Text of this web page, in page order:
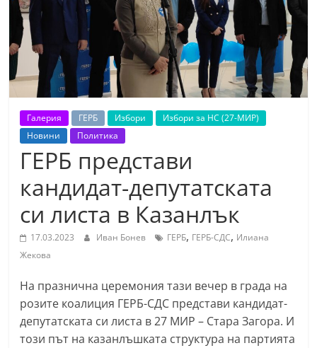
т
К
а
з
а
н
л
к
и
о
б
с
т
С
Галерия ГЕРБ Избори
Избори за НС (27-МИР)
Новини
Политика
ГЕРБ представи
кандидат-депутатската
си листа в Казанлък
17.03.2023 Иван Бонев ГЕРБ, ГЕРБ-СДС, Илиана
Жекова
На празнична церемония тази вечер в града на
розите коалиция ГЕРБ-СДС представи кандидат-
депутатската си листа в 27 МИР – Стара Загора. И
този път на казанлъшката структура на партията